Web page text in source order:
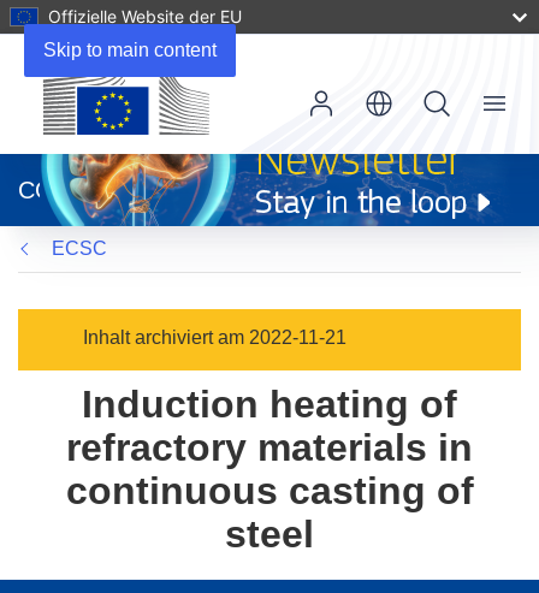
Skip to main content
Offizielle Website der EU
neuem
Fenster)
CORDIS
Menu
ECSC
Inhalt archiviert am 2022-11-21
Induction heating of
refractory materials in
continuous casting of
steel